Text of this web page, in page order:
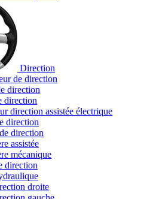
Direction
de direction
direction
direction
direction assistée électrique
direction
direction
assistée
mécanique
direction
droite